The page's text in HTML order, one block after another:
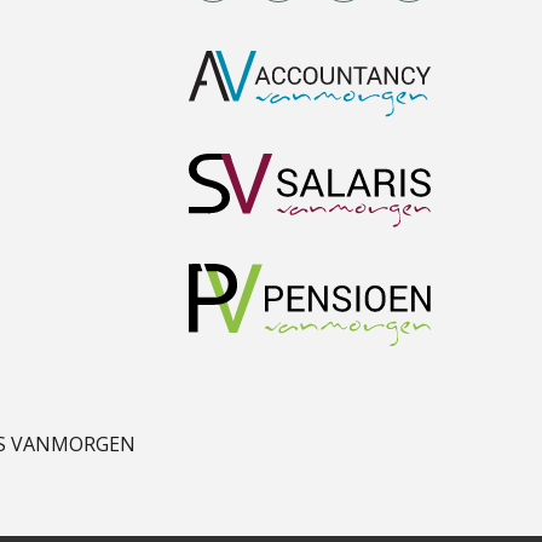
Mike Wong
Willem Veldhuizen
VANMORGEN